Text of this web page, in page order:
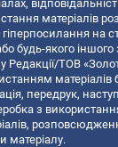
матеріалів
на
будь-якого
Редакції/ТОВ
матеріалів
передрук,
з
матеріалу.